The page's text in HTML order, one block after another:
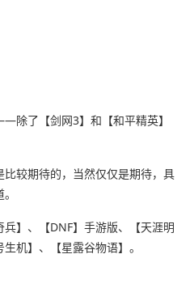
除了【剑网3】和【和平精英】
较期待的，当然仅仅是期待，具
】、【DNF】手游版、【天涯明
机】、【星露谷物语】。